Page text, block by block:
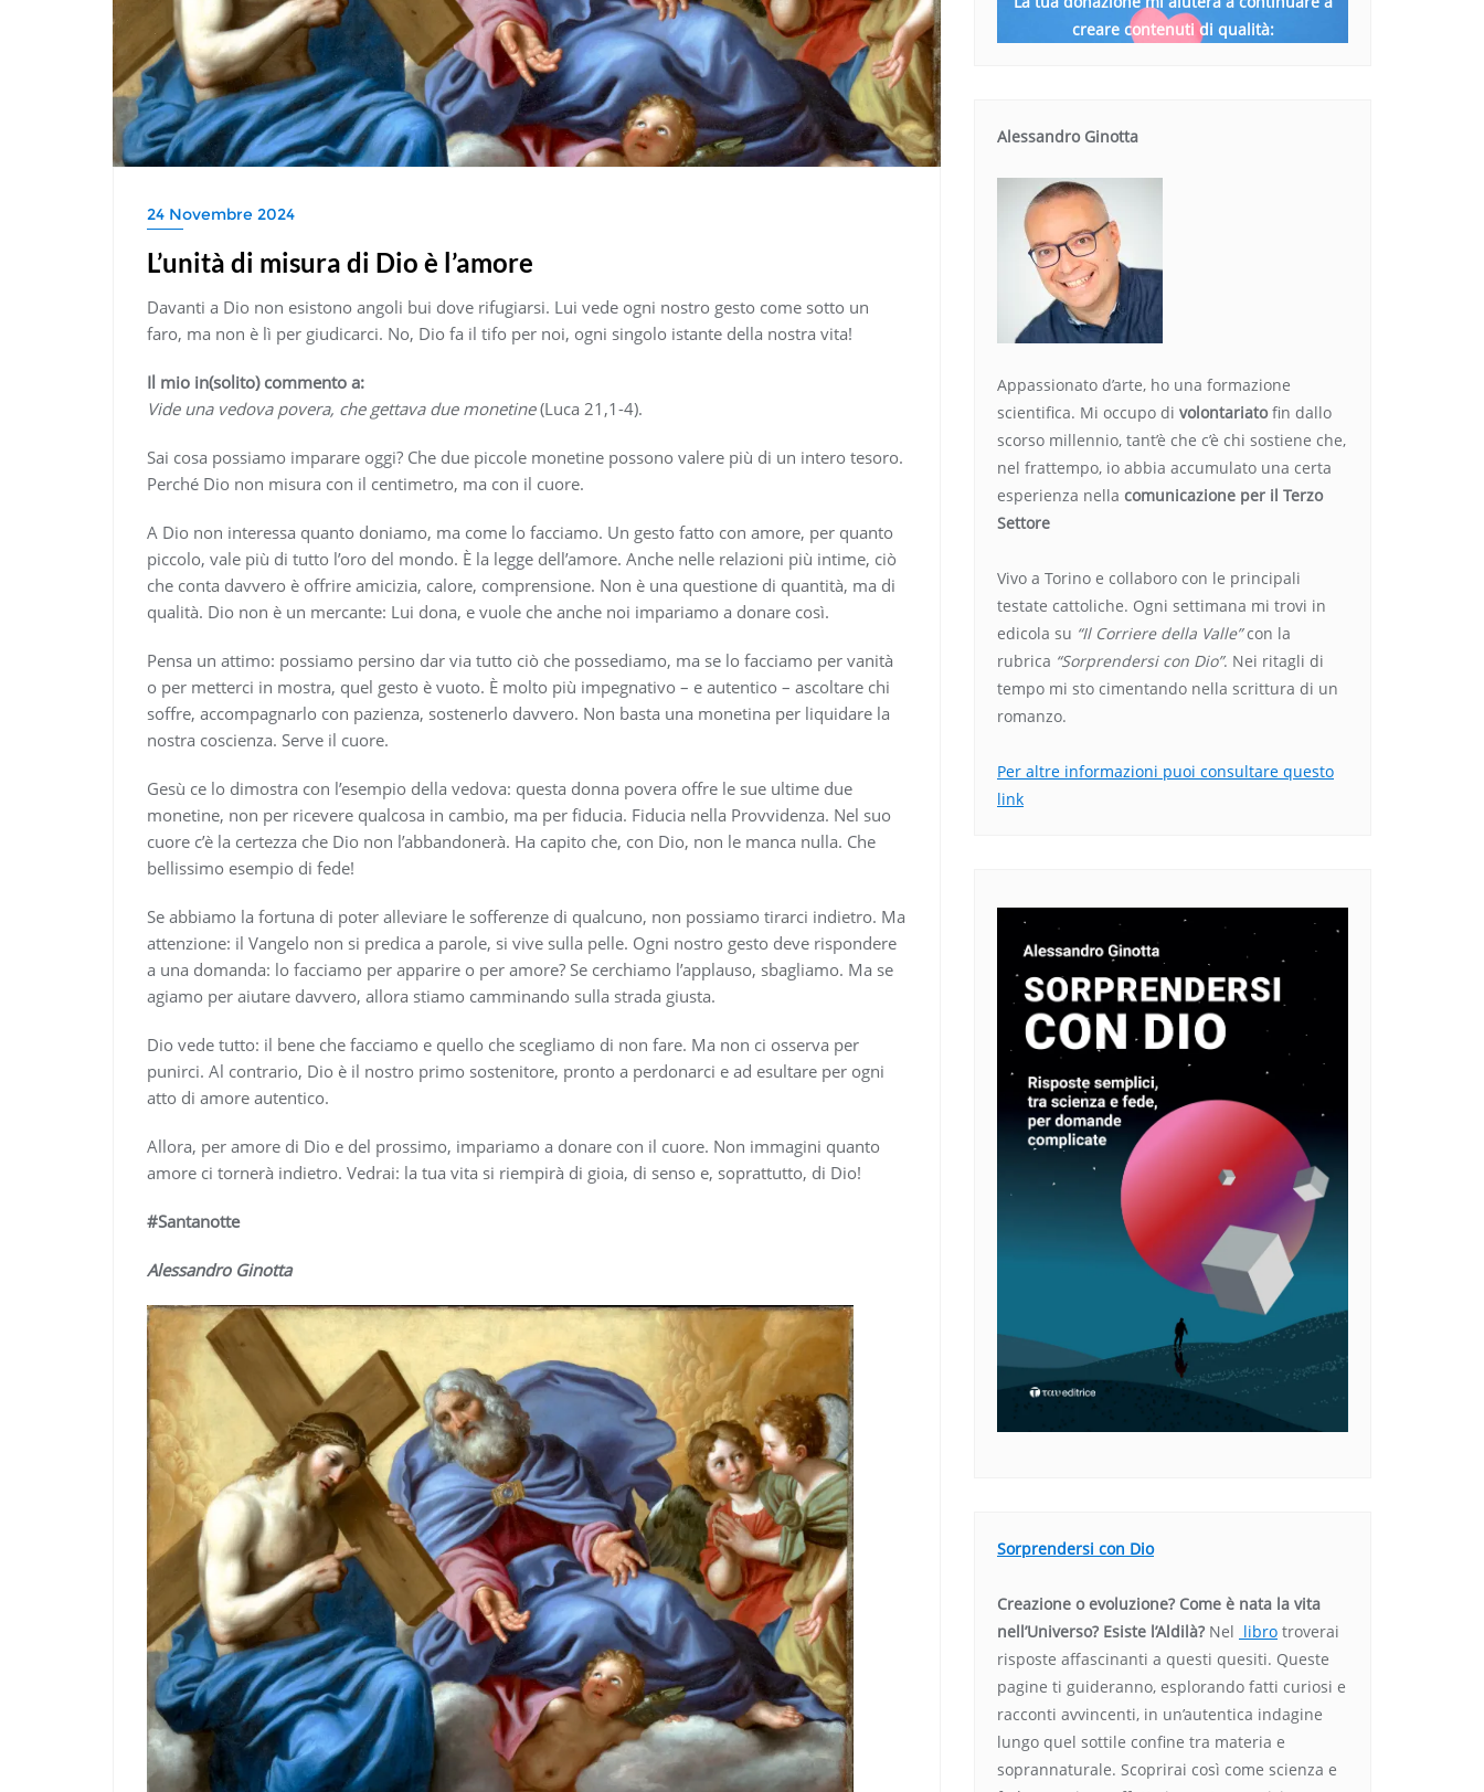
24 Novembre 2024
L’unità di misura di Dio è l’amore
Davanti a Dio non esistono angoli bui dove rifugiarsi. Lui vede ogni nostro gesto come sotto un
faro, ma non è lì per giudicarci. No, Dio fa il tifo per noi, ogni singolo istante della nostra vita!
Il mio in(solito) commento a:
Vide una vedova povera, che gettava due monetine(Luca 21,1-4).
Sai cosa possiamo imparare oggi? Che due piccole monetine possono valere più di un intero tesoro.
Perché Dio non misura con il centimetro, ma con il cuore.
A Dio non interessa quanto doniamo, ma come lo facciamo. Un gesto fatto con amore, per quanto
piccolo, vale più di tutto l’oro del mondo. È la legge dell’amore. Anche nelle relazioni più intime, ciò
che conta davvero è offrire amicizia, calore, comprensione. Non è una questione di quantità, ma di
qualità. Dio non è un mercante: Lui dona, e vuole che anche noi impariamo a donare così.
Pensa un attimo: possiamo persino dar via tutto ciò che possediamo, ma se lo facciamo per vanità
o per metterci in mostra, quel gesto è vuoto. È molto più impegnativo – e autentico – ascoltare chi
soffre, accompagnarlo con pazienza, sostenerlo davvero. Non basta una monetina per liquidare la
nostra coscienza. Serve il cuore.
Gesù ce lo dimostra con l’esempio della vedova: questa donna povera offre le sue ultime due
monetine, non per ricevere qualcosa in cambio, ma per fiducia. Fiducia nella Provvidenza. Nel suo
cuore c’è la certezza che Dio non l’abbandonerà. Ha capito che, con Dio, non le manca nulla. Che
bellissimo esempio di fede!
Se abbiamo la fortuna di poter alleviare le sofferenze di qualcuno, non possiamo tirarci indietro. Ma
attenzione: il Vangelo non si predica a parole, si vive sulla pelle. Ogni nostro gesto deve rispondere
a una domanda: lo facciamo per apparire o per amore? Se cerchiamo l’applauso, sbagliamo. Ma se
agiamo per aiutare davvero, allora stiamo camminando sulla strada giusta.
Dio vede tutto: il bene che facciamo e quello che scegliamo di non fare. Ma non ci osserva per
punirci. Al contrario, Dio è il nostro primo sostenitore, pronto a perdonarci e ad esultare per ogni
atto di amore autentico.
Allora, per amore di Dio e del prossimo, impariamo a donare con il cuore. Non immagini quanto
amore ci tornerà indietro. Vedrai: la tua vita si riempirà di gioia, di senso e, soprattutto, di Dio!
#Santanotte
Alessandro Ginotta
creare contenuti di qualità:
Alessandro Ginotta
Appassionato d’arte, ho una formazione
scientifica. Mi occupo di volontariatofin dallo
scorso millennio, tant’è che c’è chi sostiene che,
nel frattempo, io abbia accumulato una certa
esperienza nella comunicazione per il Terzo
Settore
Vivo a Torino e collaboro con le principali
testate cattoliche. Ogni settimana mi trovi in
edicola su “Il Corriere della Valle”con la
rubrica “Sorprendersi con Dio”. Nei ritagli di
tempo mi sto cimentando nella scrittura di un
romanzo.
Per altre informazioni puoi consultare questo
link
Sorprendersi con Dio
Creazione o evoluzione? Come è nata la vita
nell’Universo? Esiste l’Aldilà? Nel libro troverai
risposte affascinanti a questi quesiti. Queste
pagine ti guideranno, esplorando fatti curiosi e
racconti avvincenti, in un’autentica indagine
lungo quel sottile confine tra materia e
soprannaturale. Scoprirai così come scienza e